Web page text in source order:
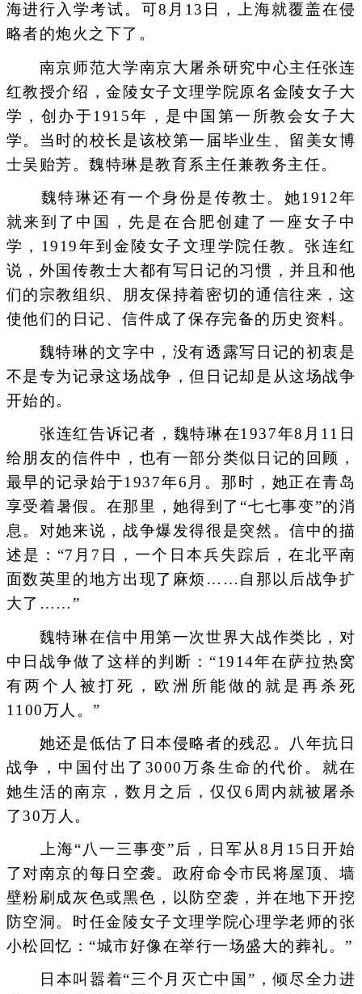
海进行入学考试。可8月13日，上海就覆盖在侵
略者的炮火之下了。
南京师范大学南京大屠杀研究中心主任张连
红教授介绍，金陵女子文理学院原名金陵女子大
学，创办于1915年，是中国第一所教会女子大
学。当时的校长是该校第一届毕业生、留美女博
士吴贻芳。魏特琳是教育系主任兼教务主任。
魏特琳还有一个身份是传教士。她1912年
就来到了中国，先是在合肥创建了一座女子中
学，1919年到金陵女子文理学院任教。张连红
说，外国传教士大都有写日记的习惯，并且和他
们的宗教组织、朋友保持着密切的通信往来，这
使他们的日记、信件成了保存完备的历史资料。
魏特琳的文字中，没有透露写日记的初衷是
不是专为记录这场战争，但日记却是从这场战争
开始的。
张连红告诉记者，魏特琳在1937年8月11日
给朋友的信件中，也有一部分类似日记的回顾，
最早的记录始于1937年6月。那时，她正在青岛
享受着暑假。在那里，她得到了“七七事变”的消
息。对她来说，战争爆发得很是突然。信中的描
述是：“7月7日，一个日本兵失踪后，在北平南
面数英里的地方出现了麻烦……自那以后战争扩
大了……”
魏特琳在信中用第一次世界大战作类比，对
中日战争做了这样的判断：“1914年在萨拉热窝
有两个人被打死，欧洲所能做的就是再杀死
1100万人。”
她还是低估了日本侵略者的残忍。八年抗日
战争，中国付出了3000万条生命的代价。就在
她生活的南京，数月之后，仅仅6周内就被屠杀
了30万人。
上海“八一三事变”后，日军从8月15日开始
了对南京的每日空袭。政府命令市民将屋顶、墙
壁粉刷成灰色或黑色，以防空袭，并在地下开挖
防空洞。时任金陵女子文理学院心理学老师的张
小松回忆：“城市好像在举行一场盛大的葬礼。”
日本叫嚣着“三个月灭亡中国”，倾尽全力进